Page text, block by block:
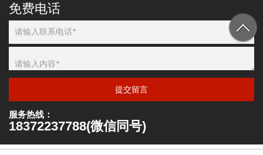
免费电话
提交留言
服务热线：
18372237788(微信同号)